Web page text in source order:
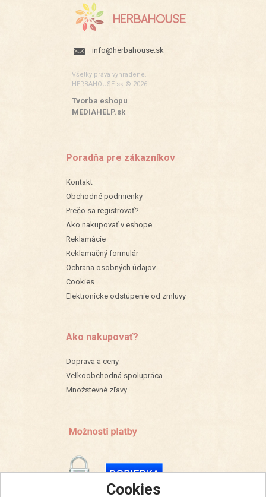
Cookies
info@herbahouse.sk
Všetky práva vyhradené.
HERBAHOUSE.sk © 2026
Tvorba eshopu:
MEDIAHELP.sk
Poradňa pre zákazníkov
Kontakt
Obchodné podmienky
Prečo sa registrovať?
Ako nakupovať v eshope
Reklamácie
Reklamačný formulár
Ochrana osobných údajov
Cookies
Elektronicke odstúpenie od zmluvy
Ako nakupovať?
Doprava a ceny
Veľkoobchodná spolupráca
Množstevné zľavy